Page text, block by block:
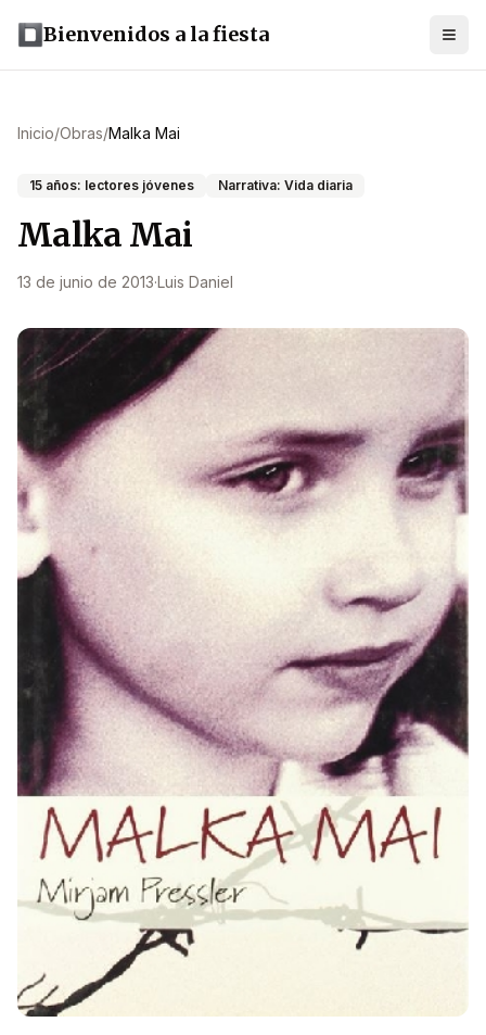
Bienvenidos a la fiesta
Inicio/Obras/Malka Mai
15 años: lectores jóvenes Narrativa: Vida diaria
Malka Mai
13 de junio de 2013·Luis Daniel